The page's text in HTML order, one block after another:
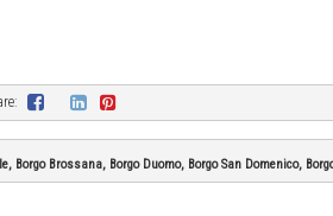
Borgo Brossana, Borgo Duomo, Borgo San Domenico,